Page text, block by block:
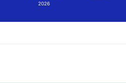
2026